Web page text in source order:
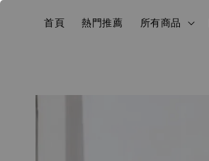
首頁 熱門推薦 所有商品